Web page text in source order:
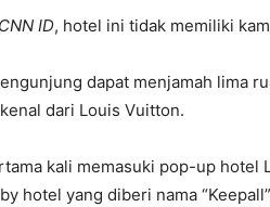
CNN ID, hotel ini tidak memiliki
dapat menjamah lima
dari Louis Vuitton.
kali memasuki pop-up
hotel yang diberi nama